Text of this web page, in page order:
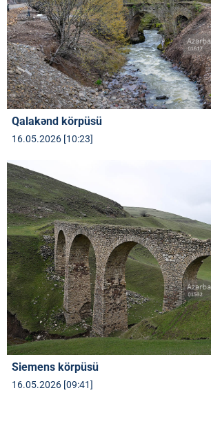
Qalakənd körpüsü
16.05.2026 [10:23]
Siemens körpüsü
16.05.2026 [09:41]